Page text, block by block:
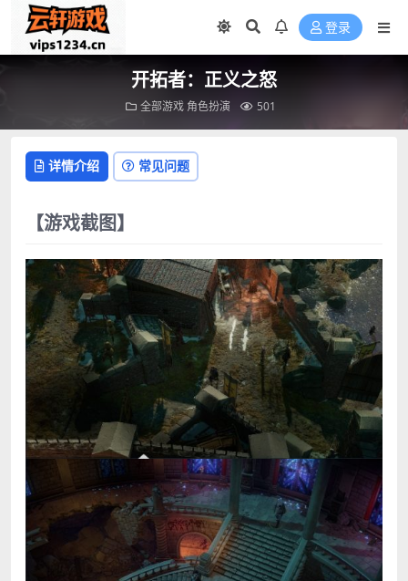
登录
开拓者：正义之怒
全部游戏 角色扮演 501
详情介绍 常见问题
【游戏截图】